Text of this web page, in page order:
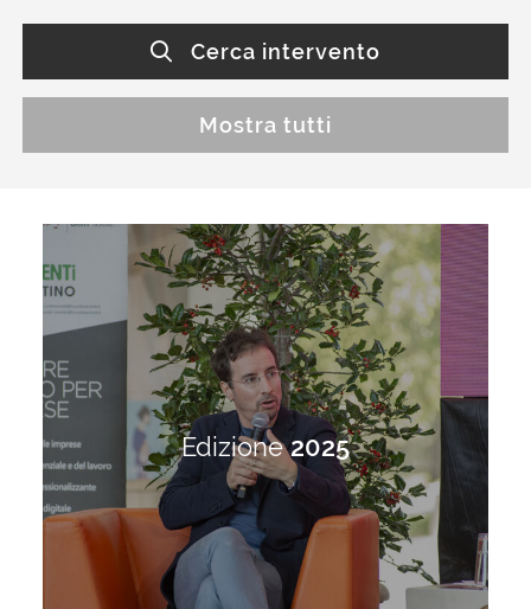
Cerca intervento
Mostra tutti
Edizione2025